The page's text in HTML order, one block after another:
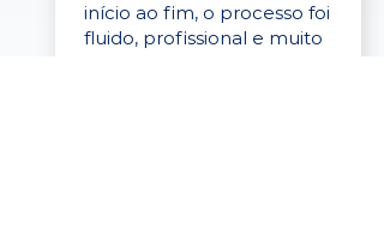
início ao fim, o processo foi
fluido, profissional e muito